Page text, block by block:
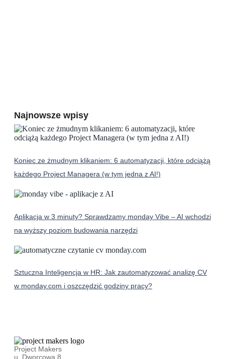
Najnowsze wpisy
Koniec ze żmudnym klikaniem: 6 automatyzacji, które odciążą
każdego Project Managera (w tym jedna z AI!)
Aplikacja w 3 minuty? Sprawdzamy monday Vibe – AI wchodzi
na wyższy poziom budowania narzędzi
Sztuczna Inteligencja w HR: Jak zautomatyzować analizę CV
w monday.com i oszczędzić godziny pracy?
Project Makers
u. Dworcowa 8